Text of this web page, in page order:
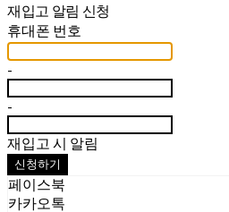
재입고 알림 신청
휴대폰 번호
-
-
재입고 시 알림
신청하기
페이스북
카카오톡